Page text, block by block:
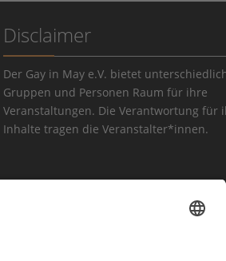
Disclaimer
Der Gay in May e.V. bietet
Gruppen und Personen Raum für ihre
Veranstaltungen. Die Verantwortung für
Inhalte tragen die Veranstalter*innen.